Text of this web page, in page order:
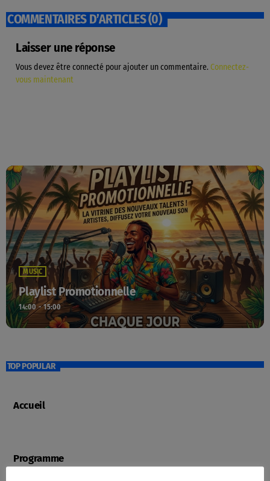
COMMENTAIRES D’ARTICLES (0)
Laisser une réponse
Vous devez être connecté pour ajouter un commentaire. Connectez-
vous maintenant
MUSIC
Playlist Promotionnelle
14:00 - 15:00
TOP POPULAR
Accueil
Programme